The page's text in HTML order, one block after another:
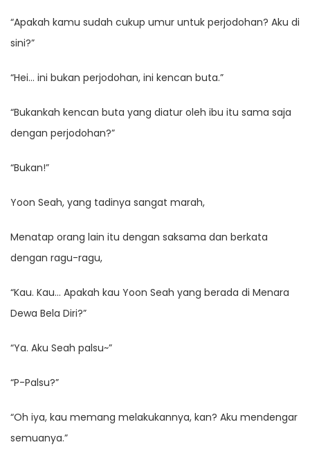
“Apakah kamu sudah cukup umur untuk perjodohan? Aku di
sini?”
“Hei… ini bukan perjodohan, ini kencan buta.”
“Bukankah kencan buta yang diatur oleh ibu itu sama saja
dengan perjodohan?”
“Bukan!”
Yoon Seah, yang tadinya sangat marah,
Menatap orang lain itu dengan saksama dan berkata
dengan ragu-ragu,
“Kau. Kau… Apakah kau Yoon Seah yang berada di Menara
Dewa Bela Diri?”
“Ya. Aku Seah palsu~”
“P-Palsu?”
“Oh iya, kau memang melakukannya, kan? Aku mendengar
semuanya.”